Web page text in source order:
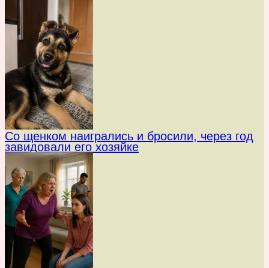
Со щенком наигрались и бросили, через год
завидовали его хозяйке